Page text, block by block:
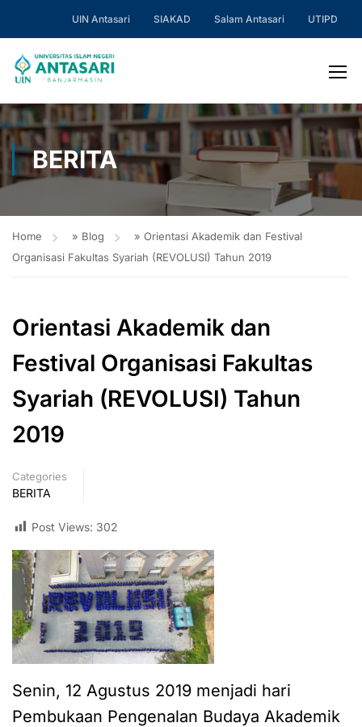
UIN Antasari SIAKAD Salam Antasari UTIPD
BERITA
Home » Blog » Orientasi Akademik dan Festival
Organisasi Fakultas Syariah (REVOLUSI) Tahun 2019
Orientasi Akademik dan
Festival Organisasi Fakultas
Syariah (REVOLUSI) Tahun
2019
Categories
BERITA
Post Views: 302
Senin, 12 Agustus 2019 menjadi hari
Pembukaan Pengenalan Budaya Akademik